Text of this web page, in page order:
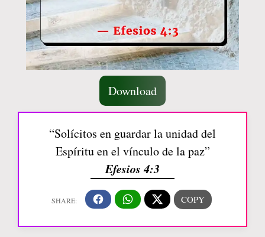
Download
“Solícitos en guardar la unidad del
Espíritu en el vínculo de la paz”
Efesios 4:3